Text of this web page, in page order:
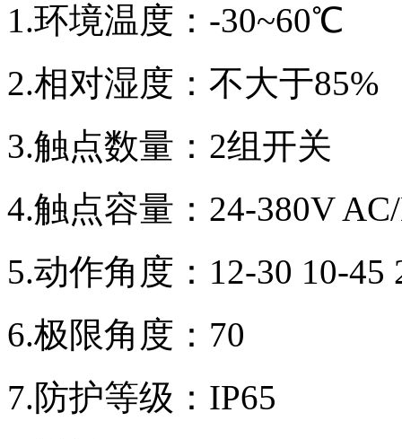
1.环境温度：-30~60℃
2.相对湿度：不大于85%
3.触点数量：2组开关
4.触点容量：24-380V
5.动作角度：12-30 10-45
6.极限角度：70
7.防护等级：IP65